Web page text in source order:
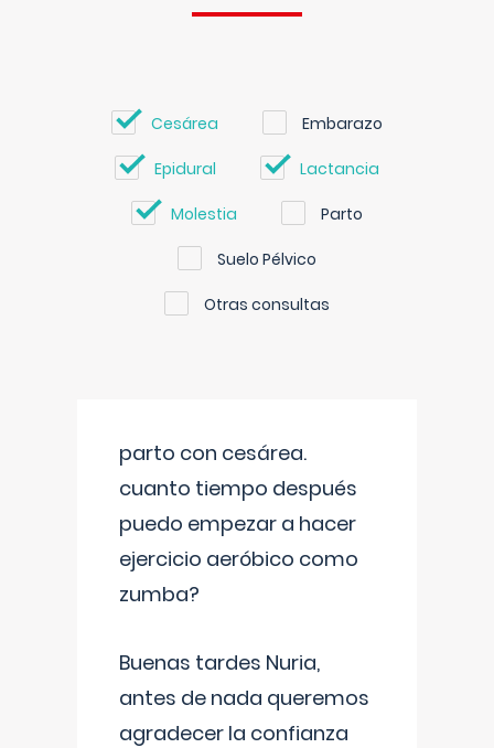
Cesárea Embarazo
Epidural Lactancia
Molestia Parto
Suelo Pélvico
Otras consultas
parto con cesárea.
cuanto tiempo después
puedo empezar a hacer
ejercicio aeróbico como
zumba?
Buenas tardes Nuria,
antes de nada queremos
agradecer la confianza